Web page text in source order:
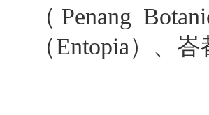
（Penang
（Entopia）、